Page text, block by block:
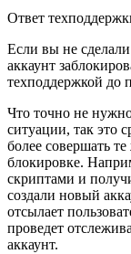
Ответ
Если вы не
аккаунт
техподдержкой до
Что точно не
ситуации, так это
более совершать
блокировке.
скриптами и
создали новый
отсылает
проведет
аккаунт.